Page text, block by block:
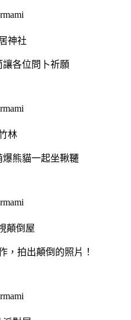
神社
讓各位問卜祈願
林
熊貓一起坐鞦韆
顛倒屋
，拍出顛倒的照片！